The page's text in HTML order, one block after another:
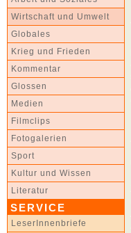
Wirtschaft und Umwelt
Globales
Krieg und Frieden
Kommentar
Glossen
Medien
Filmclips
Fotogalerien
Sport
Kultur und Wissen
Literatur
SERVICE
LeserInnenbriefe